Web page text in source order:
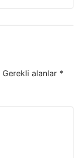
Gerekli alanlar *